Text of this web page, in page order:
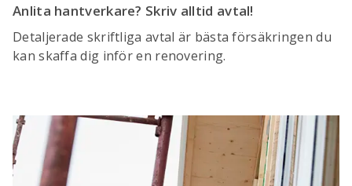
Anlita hantverkare? Skriv alltid avtal!
Detaljerade skriftliga avtal är bästa försäkringen du
kan skaffa dig inför en renovering.